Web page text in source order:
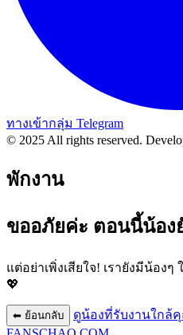
ทางเข้ากลุ่ม Telegram
© 2025 All rights reserved.
พักงาน
ขออภัยค่ะ ตอนนี้น้อง
แต่อย่าเพิ่งเสียใจ! เรายังมีน้องๆ
💖
⬅ ย้อนกลับ
ดูน้องที่รับงานใกล้